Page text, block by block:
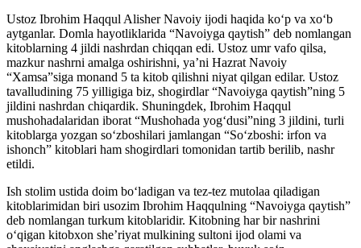
Ustoz Ibrohim Haqqul Alisher Navoiy ijodi haqida ko‘p va xo‘b
aytganlar. Domla hayotliklarida “Navoiyga qaytish” deb nomlangan
kitoblarning 4 jildi nashrdan chiqqan edi. Ustoz umr vafo qilsa,
mazkur nashrni amalga oshirishni, ya’ni Hazrat Navoiy
“Xamsa”siga monand 5 ta kitob qilishni niyat qilgan edilar. Ustoz
tavalludining 75 yilligiga biz, shogirdlar “Navoiyga qaytish”ning 5
jildini nashrdan chiqardik. Shuningdek, Ibrohim Haqqul
mushohadalaridan iborat “Mushohada yog‘dusi”ning 3 jildini, turli
kitoblarga yozgan so‘zboshilari jamlangan “So‘zboshi: irfon va
ishonch” kitoblari ham shogirdlari tomonidan tartib berilib, nashr
etildi.
Ish stolim ustida doim bo‘ladigan va tez-tez mutolaa qiladigan
kitoblarimidan biri usozim Ibrohim Haqqulning “Navoiyga qaytish”
deb nomlangan turkum kitoblaridir. Kitobning har bir nashrini
o‘qigan kitobxon she’riyat mulkining sultoni ijod olami va